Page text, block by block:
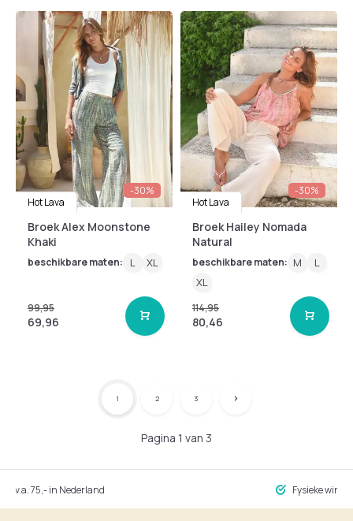
-30%
Hot Lava
Broek Alex Moonstone
Khaki
beschikbare maten: L XL
99,95
69,96
-30%
Hot Lava
Broek Hailey Nomada
Natural
beschikbare maten: M
L
XL
114,95
80,46
Pagina 1 van 3
1 2 3
v.a. 75,- in Nederland Fysieke